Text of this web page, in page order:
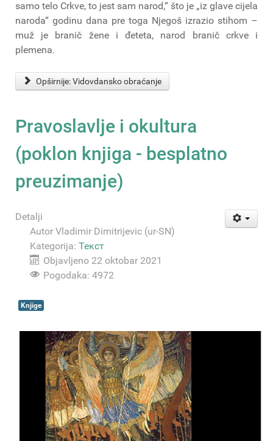
samo telo Crkve, to jest sam narod,“ što je „iz glave cijela
naroda“ godinu dana pre toga Njegoš izrazio stihom –
muž je branič žene i đeteta, narod branič crkve i
plemena.
Opširnije: Vidovdansko obraćanje
Pravoslavlje i okultura
(poklon knjiga - besplatno
preuzimanje)
Detalji
Autor Vladimir Dimitrijevic (ur-SN)
Kategorija: Текст
Objavljeno 22 oktobar 2021
Pogodaka: 4972
Knjige